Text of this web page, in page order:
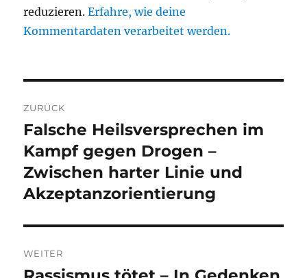
reduzieren.Erfahre, wie deine
Kommentardaten verarbeitet werden.
ZURÜCK
Vorheriger
Beitrag:
Falsche Heilsversprechen im
Kampf gegen Drogen –
Zwischen harter Linie und
Akzeptanzorientierung
WEITER
Nächster